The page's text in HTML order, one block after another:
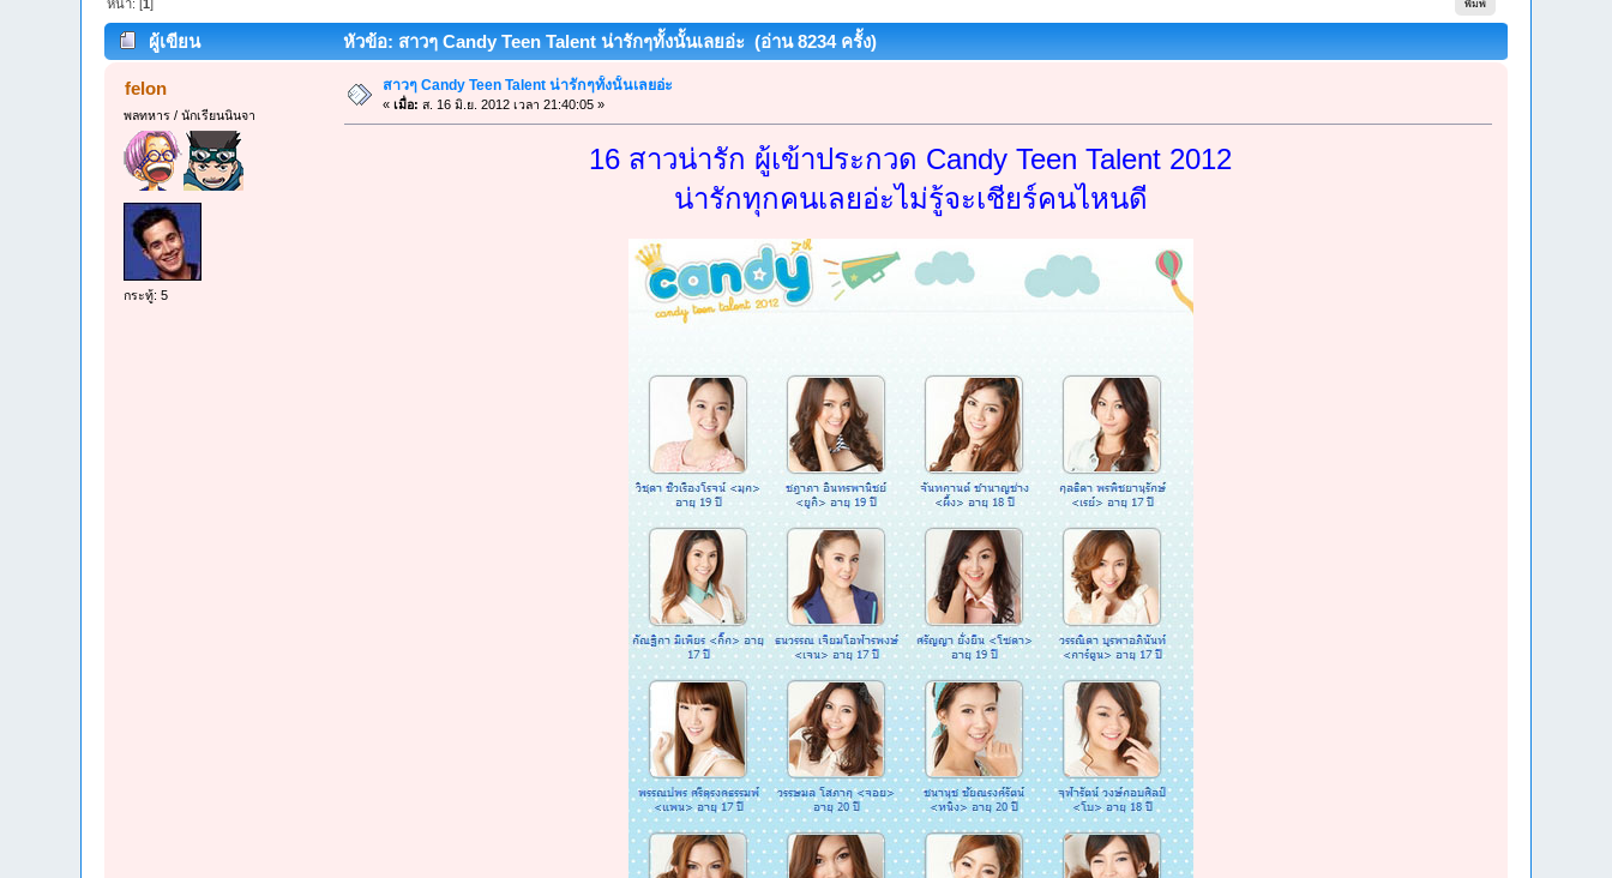
พิมพ์
หน้า: [1]
ผู้เขียน หัวข้อ: สาวๆ Candy Teen Talent น่ารักๆทั้งนั้นเลยอ่ะ (อ่าน 8234 ครั้ง)
felon
พลทหาร / นักเรียนนินจา
กระทู้: 5
สาวๆ Candy Teen Talent น่ารักๆทั้งนั้นเลยอ่ะ
«เมื่อ: ส. 16 มิ.ย. 2012 เวลา 21:40:05 »
16 สาวน่ารัก ผู้เข้าประกวด Candy Teen Talent 2012
น่ารักทุกคนเลยอ่ะไม่รู้จะเชียร์คนไหนดี